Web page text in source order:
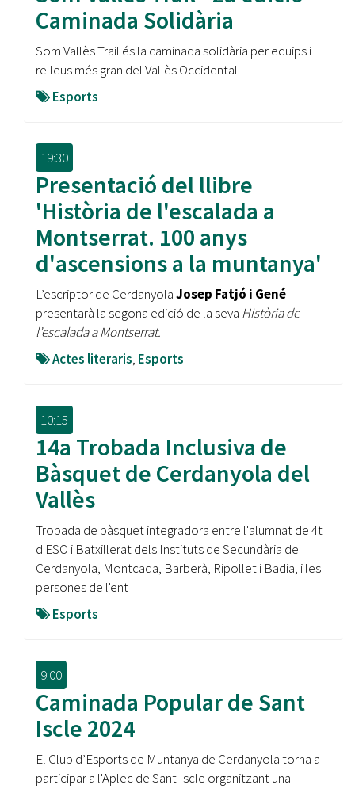
Caminada Solidària
Som Vallès Trail és la caminada solidària per equips i
relleus més gran del Vallès Occidental.
Esports
19:30
Presentació del llibre
'Història de l'escalada a
Montserrat. 100 anys
d'ascensions a la muntanya'
L’escriptor de CerdanyolaJosep Fatjó i Gené
presentarà la segona edició de la seva Història de
l’escalada a Montserrat.
Actes literaris, Esports
10:15
14a Trobada Inclusiva de
Bàsquet de Cerdanyola del
Vallès
Trobada de bàsquet integradora entre l'alumnat de 4t
d'ESO i Batxillerat dels Instituts de Secundària de
Cerdanyola, Montcada, Barberà, Ripollet i Badia, i les
persones de l'ent
Esports
9:00
Caminada Popular de Sant
Iscle 2024
El Club d’Esports de Muntanya de Cerdanyola torna a
participar a l'Aplec de Sant Iscle organitzant una